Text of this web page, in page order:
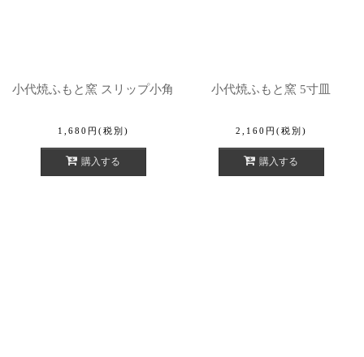
小代焼ふもと窯 スリップ小角
1,680 円 (税別)
購入する
小代焼ふもと窯 5寸皿
2,160 円 (税別)
購入する